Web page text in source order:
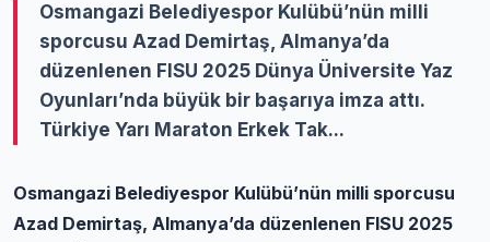
Osmangazi Belediyespor Kulübü’nün milli
sporcusu Azad Demirtaş, Almanya’da
düzenlenen FISU 2025 Dünya Üniversite Yaz
Oyunları’nda büyük bir başarıya imza attı.
Türkiye Yarı Maraton Erkek Tak...
Osmangazi Belediyespor Kulübü’nün milli sporcusu
Azad Demirtaş, Almanya’da düzenlenen FISU 2025